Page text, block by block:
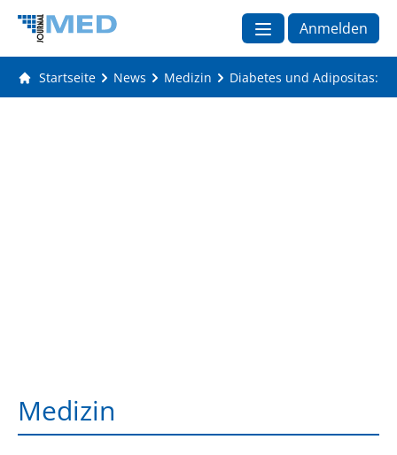
Anmelden
Startseite News Medizin Diabetes und Adipositas:
Medizin